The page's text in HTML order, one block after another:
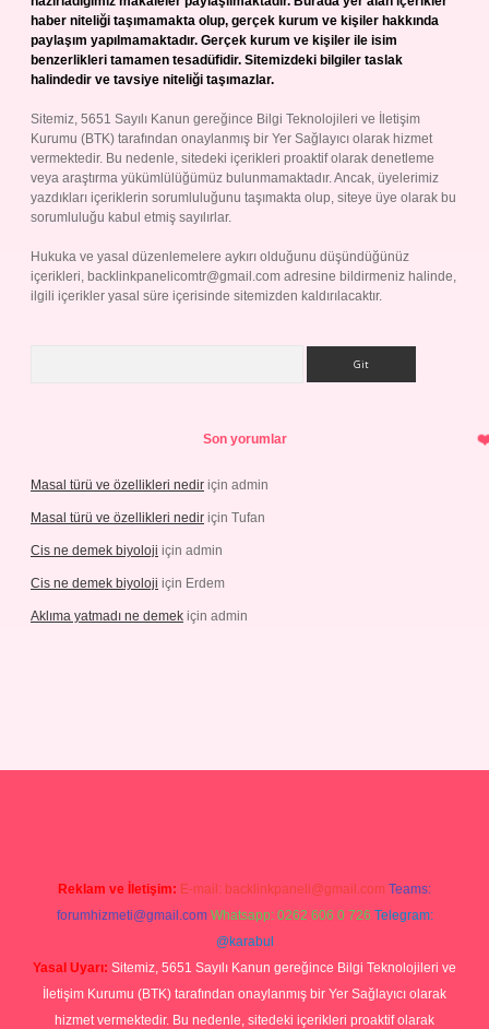
haber niteliği taşımamakta olup, gerçek kurum ve kişiler hakkında
paylaşım yapılmamaktadır. Gerçek kurum ve kişiler ile isim
benzerlikleri tamamen tesadüfidir. Sitemizdeki bilgiler taslak
halindedir ve tavsiye niteliği taşımazlar.
Sitemiz, 5651 Sayılı Kanun gereğince Bilgi Teknolojileri ve İletişim
Kurumu (BTK) tarafından onaylanmış bir Yer Sağlayıcı olarak hizmet
vermektedir. Bu nedenle, sitedeki içerikleri proaktif olarak denetleme
veya araştırma yükümlülüğümüz bulunmamaktadır. Ancak, üyelerimiz
yazdıkları içeriklerin sorumluluğunu taşımakta olup, siteye üye olarak bu
sorumluluğu kabul etmiş sayılırlar.
Hukuka ve yasal düzenlemelere aykırı olduğunu düşündüğünüz
içerikleri, backlinkpanelicomtr@gmail.com adresine bildirmeniz halinde,
ilgili içerikler yasal süre içerisinde sitemizden kaldırılacaktır.
Son yorumlar
Masal türü ve özellikleri nedir için admin
Masal türü ve özellikleri nedir için Tufan
Cis ne demek biyoloji için admin
Cis ne demek biyoloji için Erdem
Aklıma yatmadı ne demek için admin
Reklam ve İletişim: E-mail: backlinkpaneli@gmail.com Teams:
forumhizmeti@gmail.com Whatsapp: 0262 606 0 726 Telegram:
@karabul
Yasal Uyarı: Sitemiz, 5651 Sayılı Kanun gereğince Bilgi Teknolojileri ve
İletişim Kurumu (BTK) tarafından onaylanmış bir Yer Sağlayıcı olarak
hizmet vermektedir. Bu nedenle, sitedeki içerikleri proaktif olarak